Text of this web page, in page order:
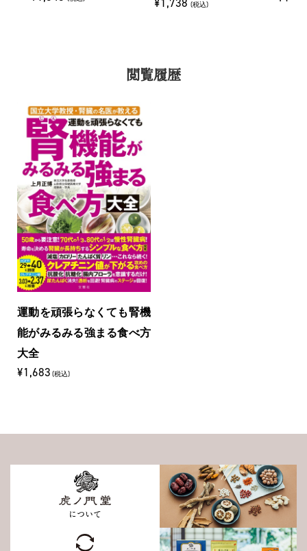
(税込)
閲覧履歴
運動を頑張らなくても腎機
能がみるみる強まる食べ方
大全
¥1,683 (税込)
について